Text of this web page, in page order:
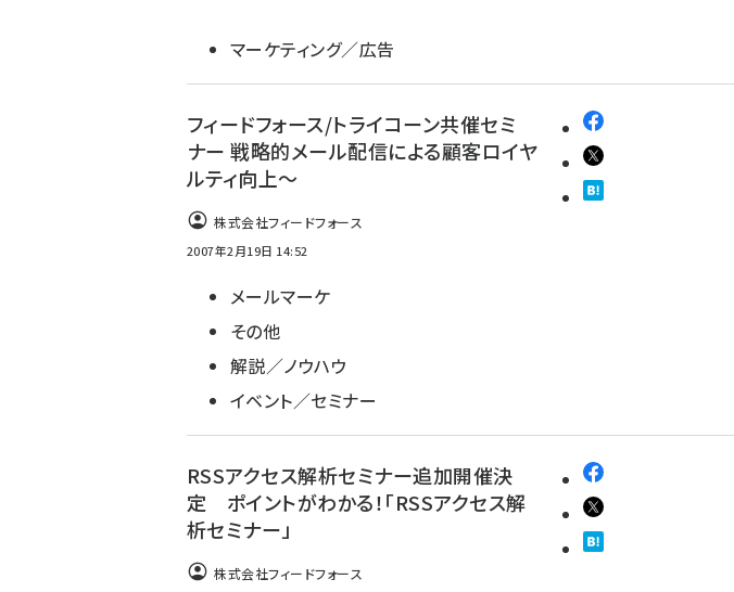
マーケティング／広告
フィードフォース/トライコーン共催セミ
ナー 戦略的メール配信による顧客ロイヤ
ルティ向上～
株式会社フィードフォース
2007年2月19日 14:52
メールマーケ
その他
解説／ノウハウ
イベント／セミナー
RSSアクセス解析セミナー追加開催決
定 ポイントがわかる！「RSSアクセス解
析セミナー」
株式会社フィードフォース